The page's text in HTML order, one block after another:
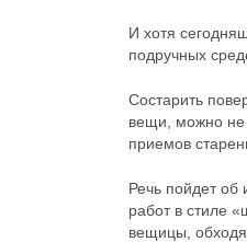
И хотя
подручных
Состарить
вещи, можно не
приемов
Речь пойдет об
работ в стиле
вещицы,